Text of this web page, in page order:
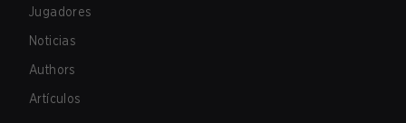
Jugadores
Noticias
Authors
Artículos